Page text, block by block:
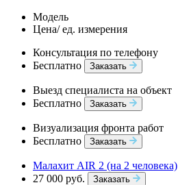
Модель
Цена/ ед. измерения
Консультация по телефону
Бесплатно
Заказать
Выезд специалиста на объект
Бесплатно
Заказать
Визуализация фронта работ
Бесплатно
Заказать
Малахит AIR 2 (на 2 человека)
27 000 руб.
Заказать